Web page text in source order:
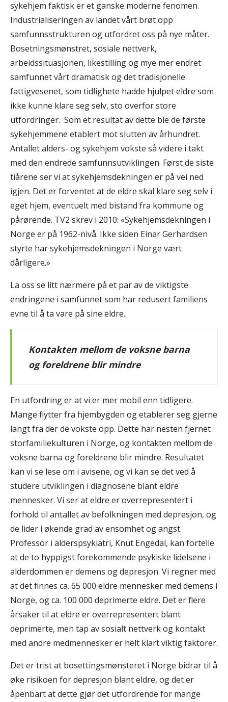
sykehjem faktisk er et ganske moderne fenomen.
Industrialiseringen av landet vårt brøt opp
samfunnsstrukturen og utfordret oss på nye måter.
Bosetningsmønstret, sosiale nettverk,
arbeidssituasjonen, likestilling og mye mer endret
samfunnet vårt dramatisk og det tradisjonelle
fattigvesenet, som tidlighete hadde hjulpet eldre som
ikke kunne klare seg selv, sto overfor store
utfordringer. Som et resultat av dette ble de første
sykehjemmene etablert mot slutten av århundret.
Antallet alders- og sykehjem vokste så videre i takt
med den endrede samfunnsutviklingen. Først de siste
tiårene ser vi at sykehjemsdekningen er på vei ned
igjen. Det er forventet at de eldre skal klare seg selv i
eget hjem, eventuelt med bistand fra kommune og
pårørende. TV2 skrev i 2010: «Sykehjemsdekningen i
Norge er på 1962-nivå. Ikke siden Einar Gerhardsen
styrte har sykehjemsdekningen i Norge vært
dårligere.»
La oss se litt nærmere på et par av de viktigste
endringene i samfunnet som har redusert familiens
evne til å ta vare på sine eldre.
Kontakten mellom de voksne barna
og foreldrene blir mindre
En utfordring er at vi er mer mobil enn tidligere.
Mange flytter fra hjembygden og etablerer seg gjerne
langt fra der de vokste opp. Dette har nesten fjernet
storfamiliekulturen i Norge, og kontakten mellom de
voksne barna og foreldrene blir mindre. Resultatet
kan vi se lese om i avisene, og vi kan se det ved å
studere utviklingen i diagnosene blant eldre
mennesker. Vi ser at eldre er overrepresentert i
forhold til antallet av befolkningen med depresjon, og
de lider i økende grad av ensomhet og angst.
Professor i alderspsykiatri, Knut Engedal, kan fortelle
at de to hyppigst forekommende psykiske lidelsene i
alderdommen er demens og depresjon. Vi regner med
at det finnes ca. 65 000 eldre mennesker med demens i
Norge, og ca. 100 000 deprimerte eldre. Det er flere
årsaker til at eldre er overrepresentert blant
deprimerte, men tap av sosialt nettverk og kontakt
med andre medmennesker er helt klart viktig faktorer.
Det er trist at bosettingsmønsteret i Norge bidrar til å
øke risikoen for depresjon blant eldre, og det er
åpenbart at dette gjør det utfordrende for mange